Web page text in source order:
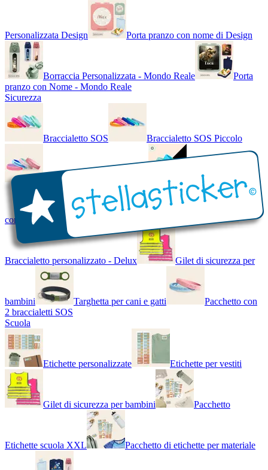
Personalizzata Design Porta pranzo con nome di Design
Borraccia Personalizzata - Mondo Reale
Porta
pranzo con Nome - Mondo Reale
Sicurezza
Braccialetto SOS Braccialetto SOS Piccolo
Braccialetto SOS - Bicolore Braccialetto SOS
con Nome - Luminoso
Braccialetto personalizzato - Delux Gilet di sicurezza per
bambini Targhetta per cani e gatti
Pacchetto con
2 braccialetti SOS
Scuola
Etichette personalizzate Etichette per vestiti
Gilet di sicurezza per bambini Pacchetto
Etichette scuola XXL Pacchetto di etichette per materiale